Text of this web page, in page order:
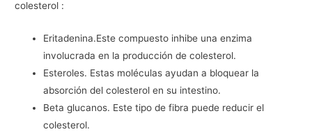
colesterol :
Eritadenina.Este compuesto inhibe una enzima
involucrada en la producción de colesterol.
Esteroles. Estas moléculas ayudan a bloquear la
absorción del colesterol en su intestino.
Beta glucanos. Este tipo de fibra puede reducir el
colesterol.